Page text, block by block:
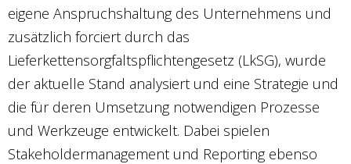
eigene Anspruchshaltung des Unternehmens und
zusätzlich forciert durch das
Lieferkettensorgfaltspflichtengesetz (LkSG), wurde
der aktuelle Stand analysiert und eine Strategie und
die für deren Umsetzung notwendigen Prozesse
und Werkzeuge entwickelt. Dabei spielen
Stakeholdermanagement und Reporting ebenso